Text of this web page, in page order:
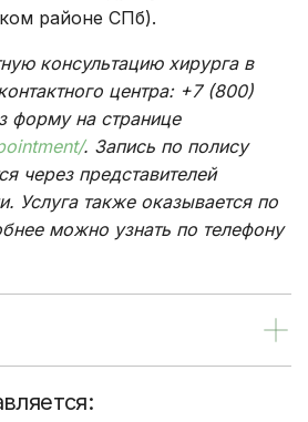
районе СПб).
консультацию хирурга в
центра: +7 (800)
форму на странице
. Запись по полису
через представителей
Услуга также оказывается по
можно узнать по телефону